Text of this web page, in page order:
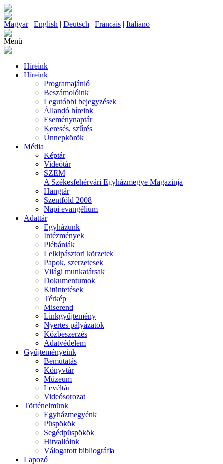
Magyar| English | Deutsch | Francais | Italiano
Menü
Híreink
Híreink
Programajánló
Beszámolóink
Legutóbbi bejegyzések
Állandó híreink
Eseménynaptár
Keresés, szűrés
Ünnepkörök
Média
Képtár
Videótár
SZEM
A Székesfehérvári Egyházmegye Magazinja
Hangtár
Szentföld 2008
Napi evangélium
Adattár
Egyházunk
Intézmények
Plébániák
Lelkipásztori körzetek
Papok, szerzetesek
Világi munkatársak
Dokumentumok
Kitüntetések
Térkép
Miserend
Linkgyűjtemény
Nyertes pályázatok
Közbeszerzés
Adatvédelem
Gyűjteményeink
Bemutatás
Könyvtár
Múzeum
Levéltár
Videósorozat
Történelmünk
Egyházmegyénk
Püspökök
Segédpüspökök
Hitvallóink
Válogatott bibliográfia
Lapozó